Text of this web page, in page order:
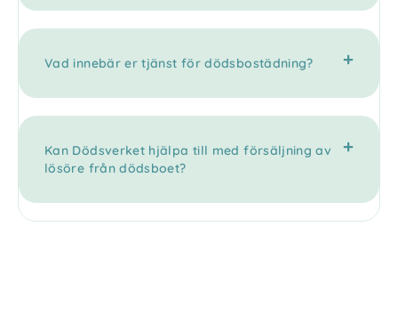
Vad innebär er tjänst för dödsbostädning?
Kan Dödsverket hjälpa till med försäljning av
lösöre från dödsboet?